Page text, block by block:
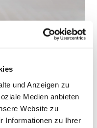
und Anzeigen zu
Medien anbieten
Website zu
Informationen zu Ihrer